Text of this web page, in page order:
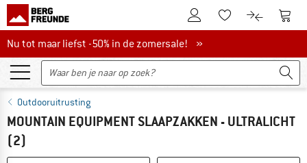
De klantenaccount
Naar deNaar de
Nu tot maar liefst -50% in de zomersale!
Nu tot maar liefst -50% in de zomersale! »
Outdooruitrusting
MOUNTAIN EQUIPMENT SLAAPZAKKEN - ULTRALICHT
(2)